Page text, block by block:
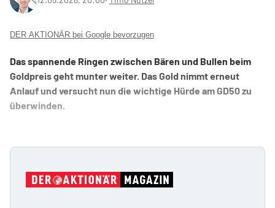
DER AKTIONÄR bei Google bevorzugen
Das spannende Ringen zwischen Bären und Bullen beim
Goldpreis geht munter weiter. Das Gold nimmt erneut
Anlauf und versucht nun die wichtige Hürde am GD50 zu
überwinden.